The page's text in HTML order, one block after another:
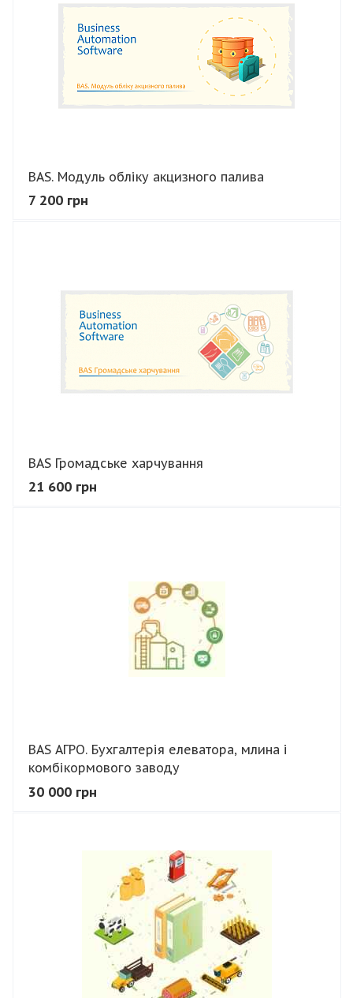
BAS. Модуль обліку акцизного палива
7 200 грн
BAS Громадське харчування
21 600 грн
BAS АГРО. Бухгалтерія елеватора, млина і
комбікормового заводу
30 000 грн